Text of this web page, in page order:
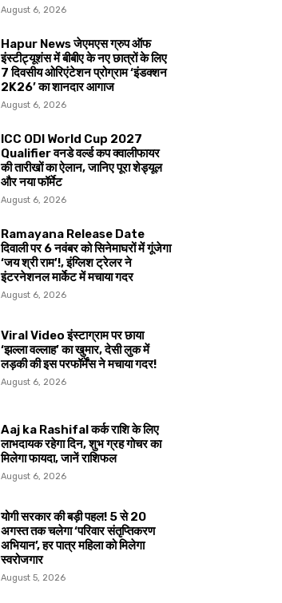
August 6, 2026
Hapur News जेएमएस ग्रुप ऑफ
इंस्टीट्यूशंस में बीबीए के नए छात्रों के लिए
7 दिवसीय ओरिएंटेशन प्रोग्राम ‘इंडक्शन
2K26’ का शानदार आगाज
August 6, 2026
ICC ODI World Cup 2027
Qualifier वनडे वर्ल्ड कप क्वालीफायर
की तारीखों का ऐलान, जानिए पूरा शेड्यूल
और नया फॉर्मेट
August 6, 2026
Ramayana Release Date
दिवाली पर 6 नवंबर को सिनेमाघरों में गूंजेगा
‘जय श्री राम’!, इंग्लिश ट्रेलर ने
इंटरनेशनल मार्केट में मचाया गदर
August 6, 2026
Viral Video इंस्टाग्राम पर छाया
‘झल्ला वल्लाह’ का खुमार, देसी लुक में
लड़की की इस परफॉर्मेंस ने मचाया गदर!
August 6, 2026
Aaj ka Rashifal कर्क राशि के लिए
लाभदायक रहेगा दिन, शुभ ग्रह गोचर का
मिलेगा फायदा, जानें राशिफल
August 6, 2026
योगी सरकार की बड़ी पहल! 5 से 20
अगस्त तक चलेगा ‘परिवार संतृप्तिकरण
अभियान’, हर पात्र महिला को मिलेगा
स्वरोजगार
August 5, 2026